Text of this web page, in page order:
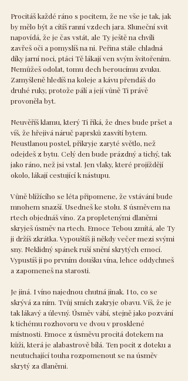
Procitáš každé ráno s pocitem, že ne vše je tak, jak
by mělo být a cítíš ranní vzdech jara. Sluneční svit
napovídá, že je čas vstát, ale Ty ještě na chvíli
zavřeš oči a pomyslíš na ni. Peřina stále chladná
díky jarní noci, ptáci Tě lákají ven svým švitořením.
Nemůžeš odolat, tomu dech beroucímu zvuku.
Zamyšleně hledíš na koleje a kávu přendáš do
druhé ruky, protože pálí a její vůně Ti právě
provoněla byt.
Neuvěříš klamu, který Ti říká, že dnes bude pršet a
víš, že hřejivá náruč paprsků zasvítí bytem.
Neustlanou postel, přikryje zaryté světlo, než
odejdeš z bytu. Celý den bude prázdný a tichý, tak
jako ráno, než jsi vstal. Jen vlaky, které projíždějí
okolo, lákají cestující k nástupu.
Vůně blížícího se léta připomene, že vstávání bude
mnohem snazší. Usedneš ke stolu. S úsměvem na
rtech objednáš víno. Za propletenými dlaněmi
skryješ úsměv na rtech. Emoce Tebou zmítá, ale Ty
ji držíš zkrátka. Vypouštíš ji někdy večer mezi svými
sny. Neklidný spánek ruší snění skrytých emocí.
Vypustíš ji po prvním doušku vína, lehce oddychneš
a zapomeneš na starosti.
Je jiná. I víno najednou chutná jinak. I to, co se
skrývá za ním. Tvůj smích zakryje obavu. Víš, že je
tak lákavý a úlevný. Úsměv vábí, stejně jako pozvání
k tichému rozhovoru ve dvou v prosklené
místnosti. Emoce z úsměvu procitá dotekem na
kůži, která je alabastrově bílá. Ten pocit z doteku a
neutuchající touha rozpomenout se na úsměv
skrytý za dlaněmi.